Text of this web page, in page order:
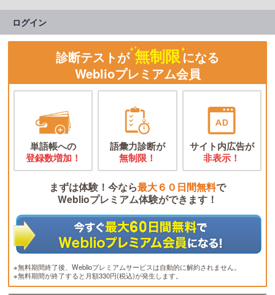
ログイン
診断テストが 無制限になる
Weblioプレミアム会員
単語帳への
登録数増加！
語彙力診断が
無制限！
サイト内広告が
非表示！
まずは体験！今なら最大６０日間無料で
Weblioプレミアム体験ができます！
※無料期間終了後、Weblioプレミアムサービスは自動的に解約されません。
※無料期間が終了すると月額330円(税込)が発生します。